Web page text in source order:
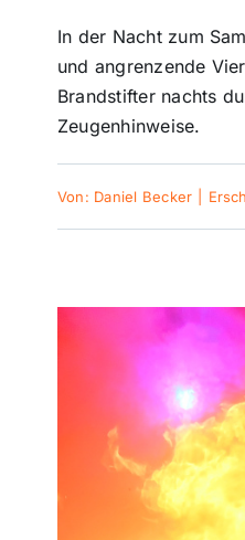
In der Nacht zum
und angrenzende
Brandstifter nachts
Zeugenhinweise.
Von: Daniel Becker